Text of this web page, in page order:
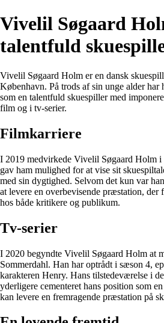
Vivelil Søgaard
talentfuld
Vivelil Søgaard Holm er en dansk
København. På trods af sin unge alder har
som en talentfuld skuespiller med
film og i tv-serier.
Filmkarriere
I 2019 medvirkede Vivelil Søgaard Holm
gav ham mulighed for at vise sit
med sin dygtighed. Selvom det kun var
at levere en overbevisende præstation, der
hos både kritikere og publikum.
Tv-serier
I 2020 begyndte Vivelil Søgaard Holm at
Sommerdahl. Han har optrådt i sæson 4,
karakteren Henry. Hans tilstedeværelse i
yderligere cementeret hans position som
kan levere en fremragende præstation på